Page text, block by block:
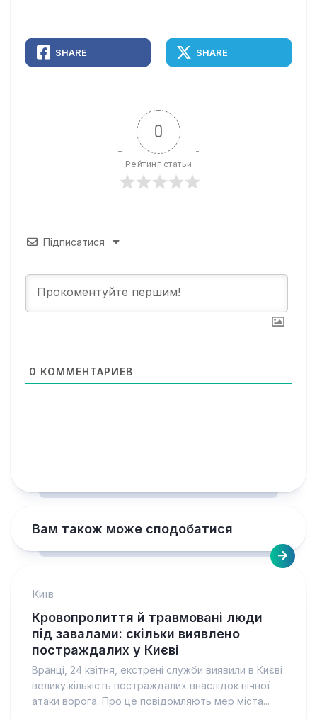
SHARE SHARE
0
Рейтинг статьи
Підписатися
0 КОММЕНТАРИЕВ
Вам також може сподобатися
Київ
Кровопролиття й травмовані люди
під завалами: скільки виявлено
постраждалих у Києві
Вранці, 24 квітня, екстрені служби виявили в Києві
велику кількість постраждалих внаслідок нічної
атаки ворога. Про це повідомляють мер міста...